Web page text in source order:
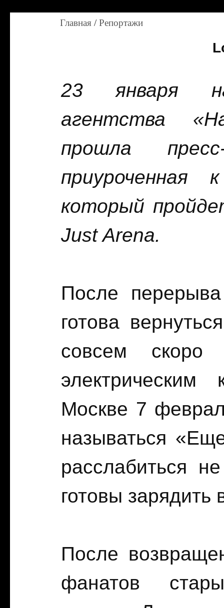
Главная /Репортажи
23 января
агентства
прошла
приуроченная
который
JustArena.
После
готова
совсем скоро
Москве 7
называться
расслабиться
готовы зарядить
После
фанатов